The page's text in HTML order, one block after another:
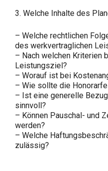
3. Welche Inhalte des
– Welche rechtlichen
des werkvertraglichen
– Nach welchen Kriterien
Leistungsziel?
– Worauf ist bei
– Wie sollte die
– Ist eine generelle
sinnvoll?
– Können Pauschal- und
werden?
– Welche
zulässig?